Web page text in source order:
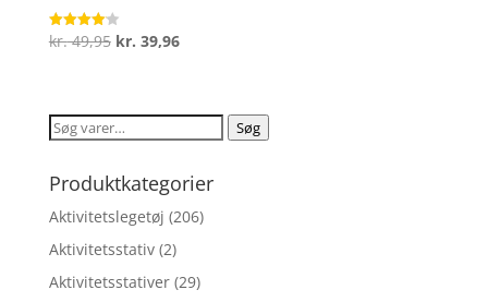
Vurderet
4.1
kr.49,95 Den
var:
kr. 49,95.
kr. 39,96Den
er:
kr. 39,96.
Søg
Søg
Produktkategorier
Aktivitetslegetøj (206)
Aktivitetsstativ (2)
Aktivitetsstativer (29)